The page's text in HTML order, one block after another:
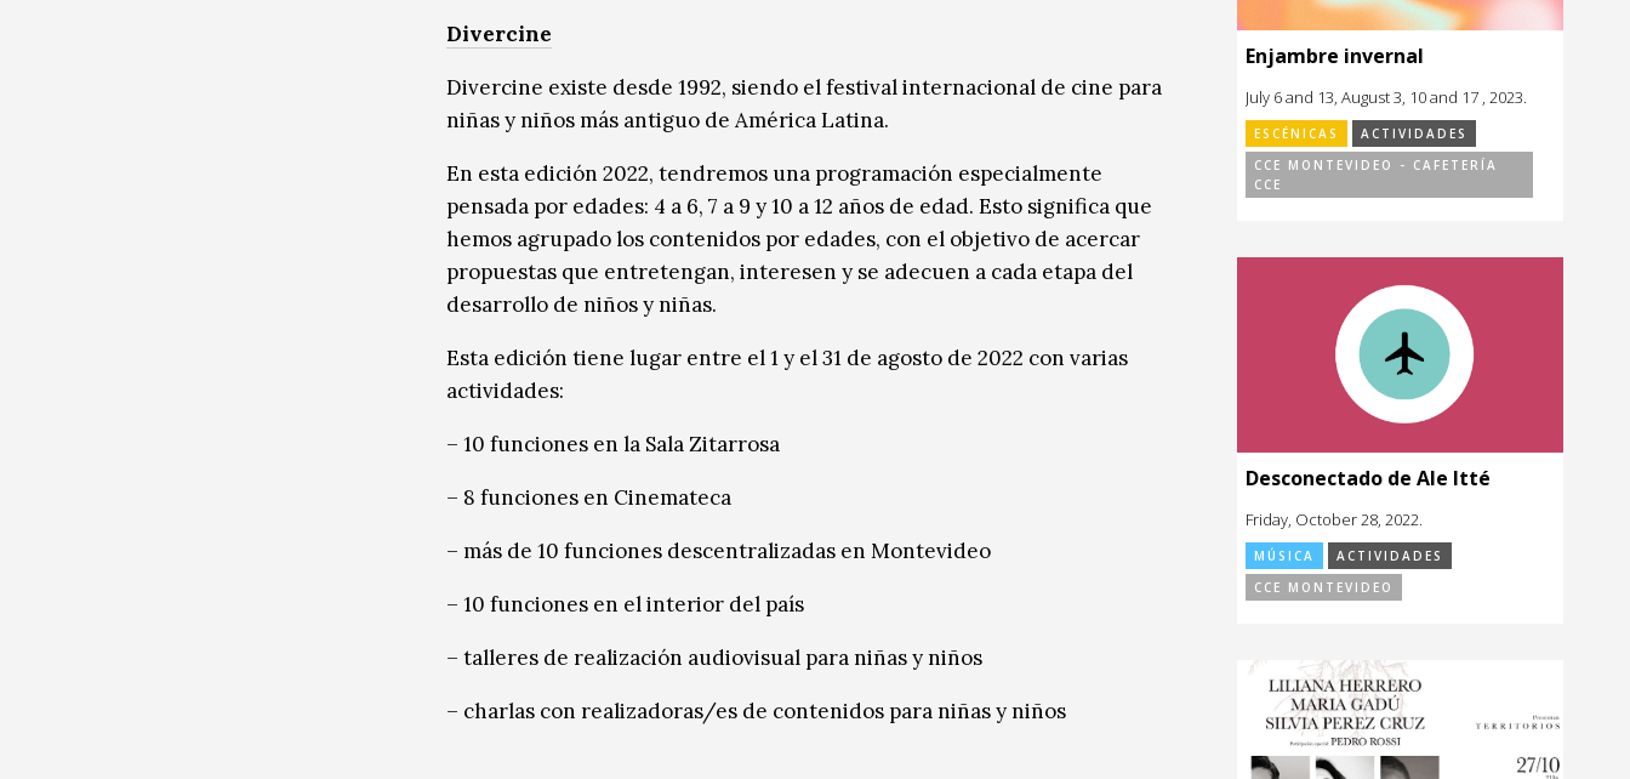
Divercine
Divercine existe desde 1992, siendo el festival internacional de cine para
niñas y niños más antiguo de América Latina.
En esta edición 2022, tendremos una programación especialmente
pensada por edades: 4 a 6, 7 a 9 y 10 a 12 años de edad. Esto significa que
hemos agrupado los contenidos por edades, con el objetivo de acercar
propuestas que entretengan, interesen y se adecuen a cada etapa del
desarrollo de niños y niñas.
Esta edición tiene lugar entre el 1 y el 31 de agosto de 2022 con varias
actividades:
– 10 funciones en la Sala Zitarrosa
– 8 funciones en Cinemateca
– más de 10 funciones descentralizadas en Montevideo
– 10 funciones en el interior del país
– talleres de realización audiovisual para niñas y niños
– charlas con realizadoras/es de contenidos para niñas y niños
Enjambre invernal
July 6 and 13, August 3, 10 and 17 , 2023.
ESCÉNICAS
ACTIVIDADES
CCE MONTEVIDEO - CAFETERÍA
CCE
Desconectado de Ale Itté
Friday, October 28, 2022.
MÚSICA
ACTIVIDADES
CCE MONTEVIDEO